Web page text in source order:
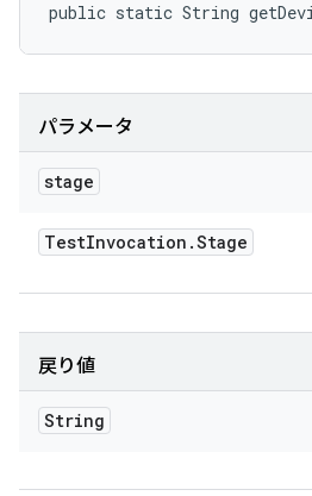
public static String
パラメータ
stage
TestInvocation .Stage
戻り値
String